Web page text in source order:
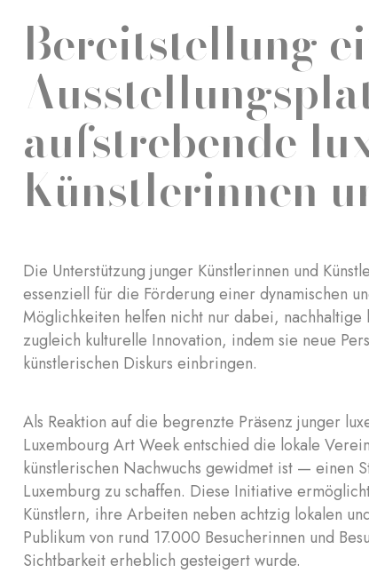
Bereitstellung
aufstrebende
Künstlerinnen
Die Unterstützung junger Künstlerinnen und
essenziell für die Förderung einer dynamischen
Möglichkeiten helfen nicht nur dabei,
zugleich kulturelle Innovation, indem sie neue
künstlerischen Diskurs einbringen.
Als Reaktion auf die begrenzte Präsenz junger
Luxembourg Art Week entschied die lokale
künstlerischen Nachwuchs gewidmet ist — einen
Luxemburg zu schaffen. Diese Initiative
Künstlern, ihre Arbeiten neben achtzig lokalen
Publikum von rund 17.000 Besucherinnen und
Sichtbarkeit erheblich gesteigert wurde.